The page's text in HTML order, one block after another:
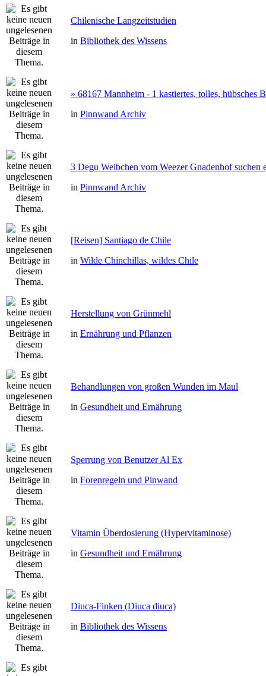
Chilenische Langzeitstudien
in Bibliothek des Wissens
» 68167 Mannheim - 1 kastiertes, tolles, hübsches
in Pinnwand Archiv
3 Degu Weibchen vom Weezer Gnadenhof suchen
in Pinnwand Archiv
[Reisen] Santiago de Chile
in Wilde Chinchillas, wildes Chile
Herstellung von Grünmehl
in Ernährung und Pflanzen
Behandlungen von großen Wunden im Maul
in Gesundheit und Ernährung
Sperrung von Benutzer Al Ex
in Forenregeln und Pinwand
Vitamin Überdosierung (Hypervitaminose)
in Gesundheit und Ernährung
Diuca-Finken (Diuca diuca)
in Bibliothek des Wissens